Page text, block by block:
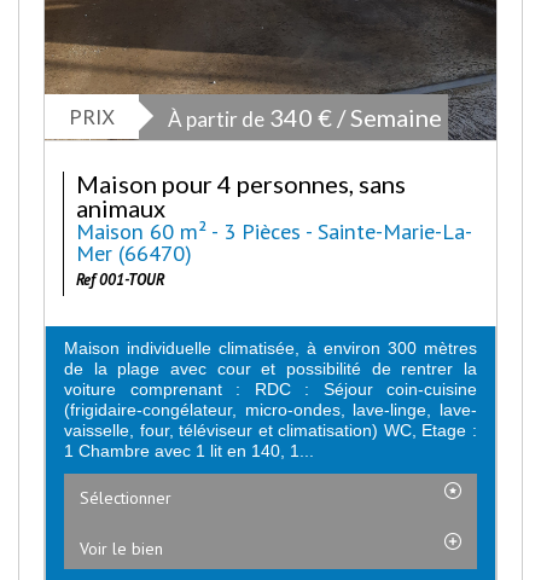
PRIX À partir de 340 € / Semaine
Maison pour 4 personnes, sans
animaux
Maison 60 m² - 3 Pièces - Sainte-Marie-La-
Mer (66470)
Ref 001-TOUR
Maison individuelle climatisée, à environ 300 mètres
de la plage avec cour et possibilité de rentrer la
voiture comprenant : RDC : Séjour coin-cuisine
(frigidaire-congélateur, micro-ondes, lave-linge, lave-
vaisselle, four, téléviseur et climatisation) WC, Etage :
1 Chambre avec 1 lit en 140, 1...
Sélectionner
Voir le bien